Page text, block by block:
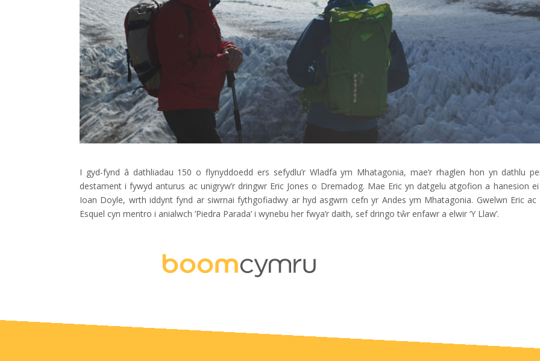
I gyd-fynd â dathliadau 150 o flynyddoedd ers sefydlu’r Wladfa ym Mhatagonia, mae’r rhaglen hon yn dathlu
destament i fywyd anturus ac unigryw’r dringwr Eric Jones o Dremadog. Mae Eric yn datgelu atgofion a hanesion
Ioan Doyle, wrth iddynt fynd ar siwrnai fythgofiadwy ar hyd asgwrn cefn yr Andes ym Mhatagonia. Gwelwn Eric
Esquel cyn mentro i anialwch ‘Piedra Parada’ i wynebu her fwya’r daith, sef dringo tŵr enfawr a elwir ‘Y Llaw’.